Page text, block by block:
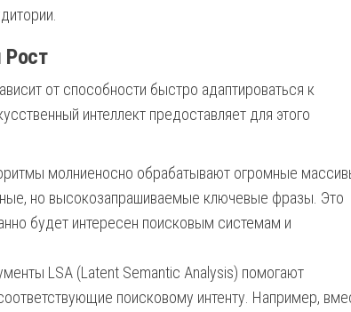
Рост
от способности быстро адаптироваться к
интеллект предоставляет для этого
молниеносно обрабатывают огромные
но высокозапрашиваемые ключевые фразы. Это
будет интересен поисковым системам и
LSA (Latent Semantic Analysis) помогают
поисковому интенту. Например,